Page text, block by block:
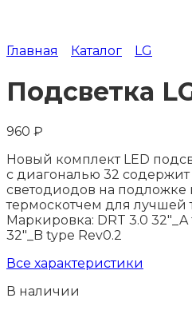
Главная Каталог LG
Подсветка
960 ₽
Новый комплект LED
с диагональю 32
светодиодов на
термоскотчем для лучшей
Маркировка: DRT 3.0 32"_A
32"_B type Rev0.2
Все характеристики
В наличии